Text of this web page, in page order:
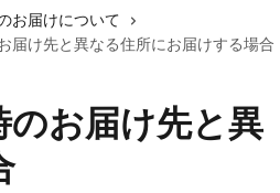
お届けについて
届け先と異なる住所にお届けする場合
のお届け先と異